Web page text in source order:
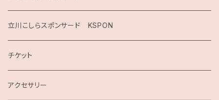
2020
2019
こしらガンベッタ
立川こしらスポンサード KSPON
チケット
アクセサリー